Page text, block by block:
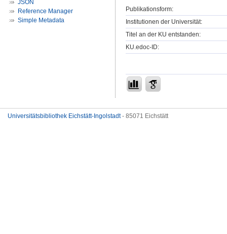
JSON
Reference Manager
Simple Metadata
Publikationsform:
Institutionen der Universität:
Titel an der KU entstanden:
KU.edoc-ID:
Universitätsbibliothek Eichstätt-Ingolstadt- 85071 Eichstätt